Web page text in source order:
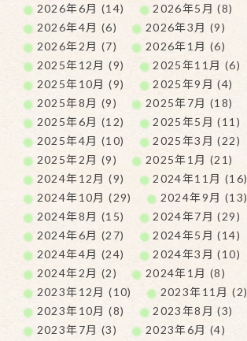
2026年6月 (14)
2026年5月 (8)
2026年4月 (6)
2026年3月 (9)
2026年2月 (7)
2026年1月 (6)
2025年12月 (9)
2025年11月 (6)
2025年10月 (9)
2025年9月 (4)
2025年8月 (9)
2025年7月 (18)
2025年6月 (12)
2025年5月 (11)
2025年4月 (10)
2025年3月 (22)
2025年2月 (9)
2025年1月 (21)
2024年12月 (9)
2024年11月 (16)
2024年10月 (29)
2024年9月 (13)
2024年8月 (15)
2024年7月 (29)
2024年6月 (27)
2024年5月 (14)
2024年4月 (24)
2024年3月 (10)
2024年2月 (2)
2024年1月 (8)
2023年12月 (10)
2023年11月 (2)
2023年10月 (8)
2023年8月 (3)
2023年7月 (3)
2023年6月 (4)